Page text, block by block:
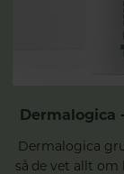
Dermalogica
Dermalogica
så de vet allt